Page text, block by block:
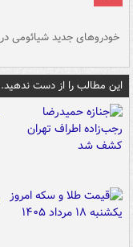
خودروهای جدید شیائومی در
این مطالب را از دست